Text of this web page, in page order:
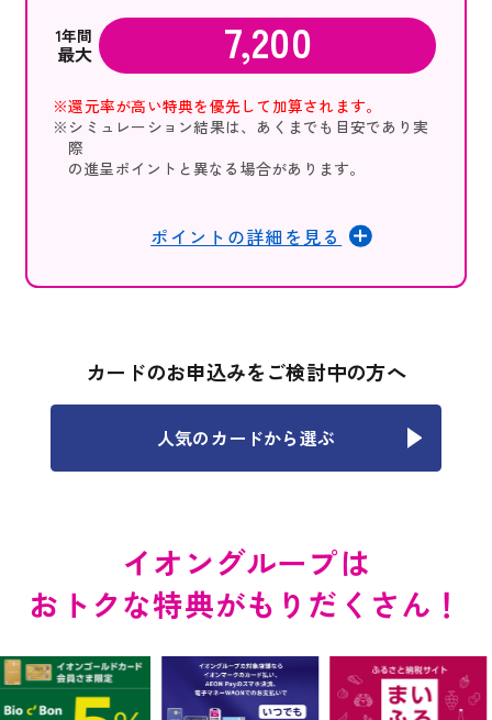
1年間
最大 7,200
※還元率が高い特典を優先して加算されます。
※シミュレーション結果は、あくまでも目安であり実
際
の進呈ポイントと異なる場合があります。
ポイントの詳細を見る
カードのお申込みをご検討中の方へ
人気のカードから選ぶ
イオングループは
おトクな特典がもりだくさん！